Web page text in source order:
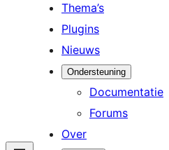
Thema’s
Plugins
Nieuws
Ondersteuning
Documentatie
Forums
Over